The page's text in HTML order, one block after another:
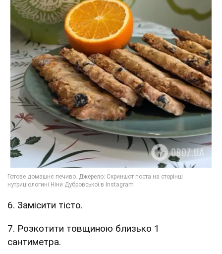
6. Замісити тісто.
7. Розкотити товщиною близько 1
сантиметра.